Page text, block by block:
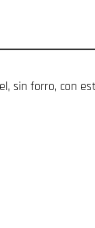
sin forro, con